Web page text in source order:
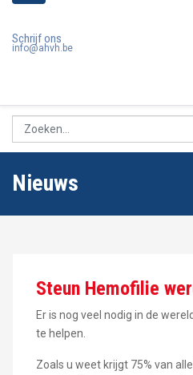
Schrijf ons
info@ahvh.be
Nieuws
Steun Hemofilie
Er is nog veel nodig in de
te helpen.
Zoals u weet krijgt 75% van